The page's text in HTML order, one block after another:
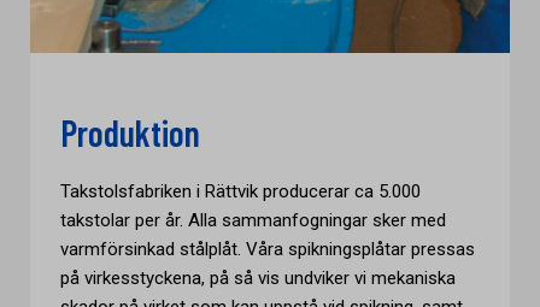
Produktion
Takstolsfabriken i Rättvik producerar ca 5.000
takstolar per år. Alla sammanfogningar sker med
varmförsinkad stålplåt. Våra spikningsplåtar pressas
på virkesstyckena, på så vis undviker vi mekaniska